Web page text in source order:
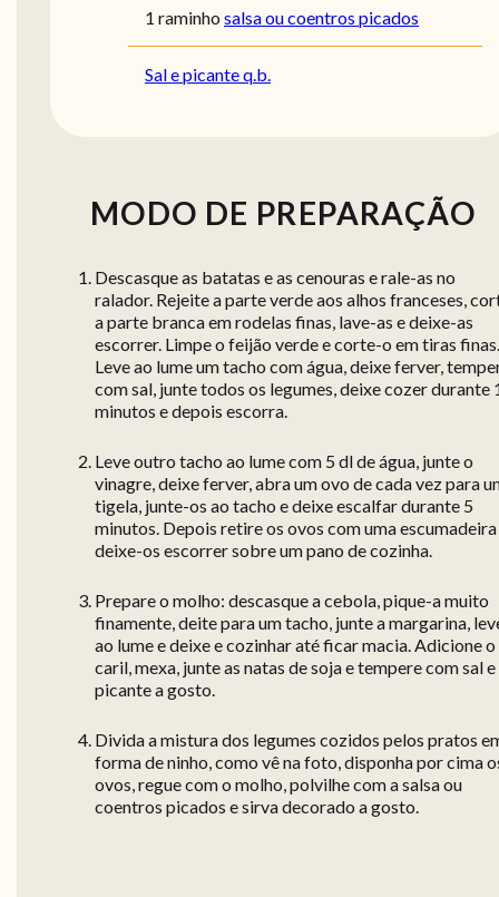
1 raminho salsa ou coentros picados
Sal e picante q.b.
MODO DE PREPARAÇÃO
Descasque as batatas e as cenouras e rale-as no
ralador. Rejeite a parte verde aos alhos franceses,
a parte branca em rodelas finas, lave-as e deixe-as
escorrer. Limpe o feijão verde e corte-o em tiras finas.
Leve ao lume um tacho com água, deixe ferver,
com sal, junte todos os legumes, deixe cozer durante
minutos e depois escorra.
Leve outro tacho ao lume com 5 dl de água, junte o
vinagre, deixe ferver, abra um ovo de cada vez para
tigela, junte-os ao tacho e deixe escalfar durante 5
minutos. Depois retire os ovos com uma escumadeira
deixe-os escorrer sobre um pano de cozinha.
Prepare o molho: descasque a cebola, pique-a muito
finamente, deite para um tacho, junte a margarina,
ao lume e deixe e cozinhar até ficar macia. Adicione o
caril, mexa, junte as natas de soja e tempere com sal e
picante a gosto.
Divida a mistura dos legumes cozidos pelos pratos
forma de ninho, como vê na foto, disponha por cima
ovos, regue com o molho, polvilhe com a salsa ou
coentros picados e sirva decorado a gosto.